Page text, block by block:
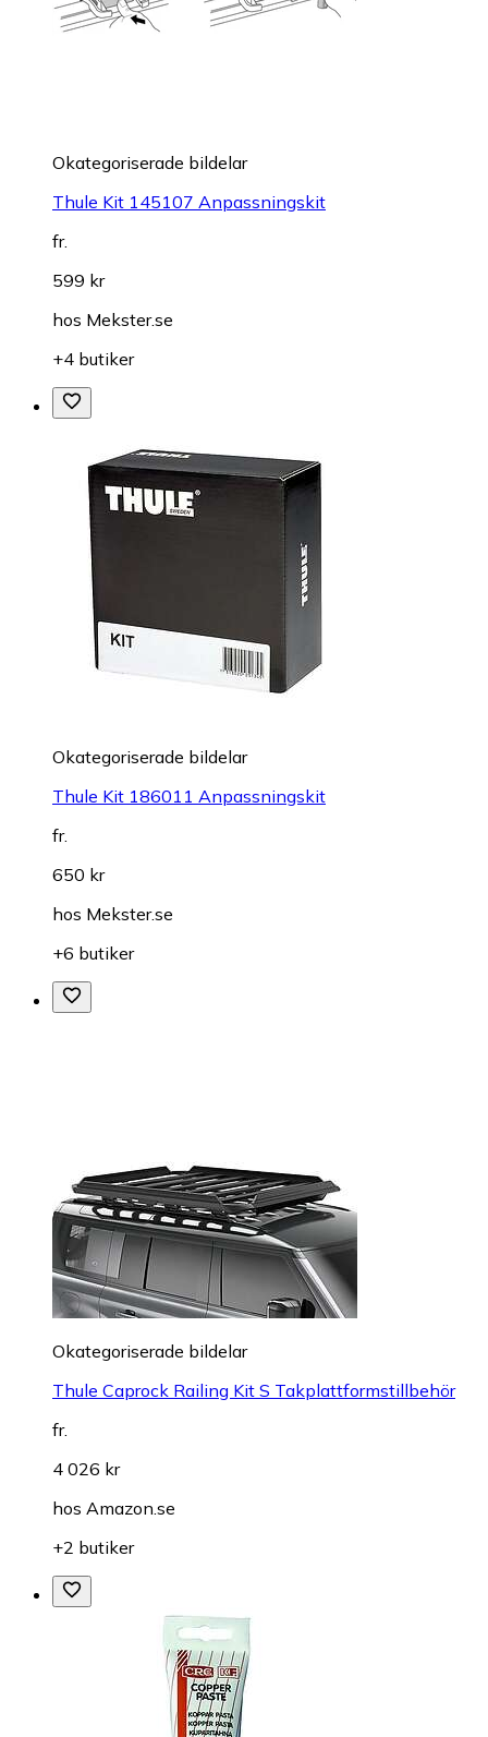
Okategoriserade bildelar
Thule Kit 145107 Anpassningskit
fr.
599 kr
hos Mekster.se
+4 butiker
Okategoriserade bildelar
Thule Kit 186011 Anpassningskit
fr.
650 kr
hos Mekster.se
+6 butiker
Okategoriserade bildelar
Thule Caprock Railing Kit S Takplattformstillbehör
fr.
4 026 kr
hos Amazon.se
+2 butiker